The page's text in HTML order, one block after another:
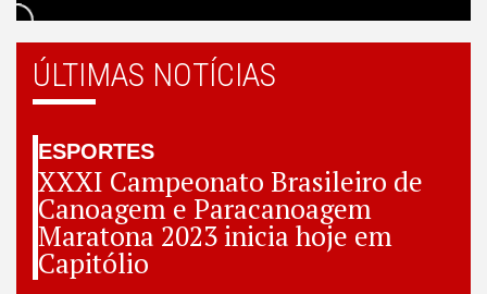
ÚLTIMAS NOTÍCIAS
ESPORTES
XXXI Campeonato Brasileiro de
Canoagem e Paracanoagem
Maratona 2023 inicia hoje em
Capitólio